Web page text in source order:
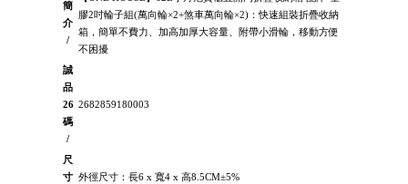
簡
介
/
膠2吋輪子組(萬向輪×2+煞車萬向輪×2)：快速組裝折疊收納
箱，簡單不費力、加高加厚大容量、附帶小滑輪，移動方便
不困擾
誠
品
26
碼
/
2682859180003
尺
寸 外徑尺寸：長6 x 寬4 x 高8.5CM±5%